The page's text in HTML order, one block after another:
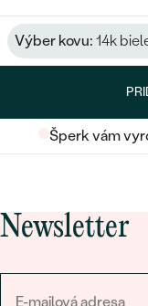
Výber kovu: 14k
Šperk vám
Newsletter